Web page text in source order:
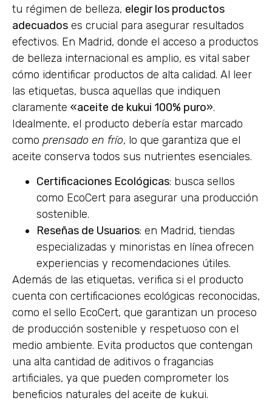
tu régimen de belleza, elegir los productos
adecuados es crucial para asegurar resultados
efectivos. En Madrid, donde el acceso a productos
de belleza internacional es amplio, es vital saber
cómo identificar productos de alta calidad. Al leer
las etiquetas, busca aquellas que indiquen
claramente «aceite de kukui 100% puro».
Idealmente, el producto debería estar marcado
como prensado en frío, lo que garantiza que el
aceite conserva todos sus nutrientes esenciales.
Certificaciones Ecológicas: busca sellos
como EcoCert para asegurar una producción
sostenible.
Reseñas de Usuarios: en Madrid, tiendas
especializadas y minoristas en línea ofrecen
experiencias y recomendaciones útiles.
Además de las etiquetas, verifica si el producto
cuenta con certificaciones ecológicas reconocidas,
como el sello EcoCert, que garantizan un proceso
de producción sostenible y respetuoso con el
medio ambiente. Evita productos que contengan
una alta cantidad de aditivos o fragancias
artificiales, ya que pueden comprometer los
beneficios naturales del aceite de kukui.